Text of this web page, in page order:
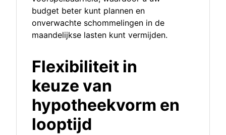
budget beter kunt plannen en
onverwachte schommelingen in de
maandelijkse lasten kunt vermijden.
Flexibiliteit in
keuze van
hypotheekvorm en
looptijd